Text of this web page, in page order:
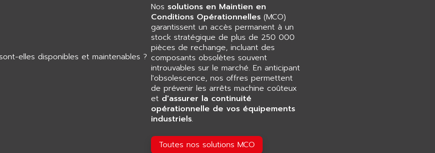
Nos solutions en Maintien en
Conditions Opérationnelles (MCO)
garantissent un accès permanent à un
stock stratégique de plus de 250 000
pièces de rechange, incluant des
composants obsolètes souvent
introuvables sur le marché. En anticipant
l'obsolescence, nos offres permettent
de prévenir les arrêts machine coûteux
et d'assurer la continuité
opérationnelle de vos équipements
industriels.
Toutes nos solutions MCO